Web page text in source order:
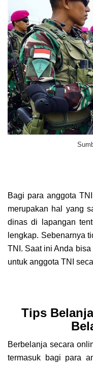
Bagi para anggota
merupakan hal yang
dinas di lapangan
lengkap. Sebenarnya
TNI. Saat ini Anda
untuk anggota TNI
Tips
Berbelanja secara
termasuk bagi para